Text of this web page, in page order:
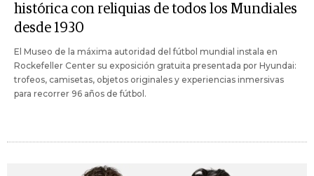
histórica con reliquias de todos los Mundiales
desde 1930
El Museo de la máxima autoridad del fútbol mundial instala en
Rockefeller Center su exposición gratuita presentada por Hyundai:
trofeos, camisetas, objetos originales y experiencias inmersivas
para recorrer 96 años de fútbol.